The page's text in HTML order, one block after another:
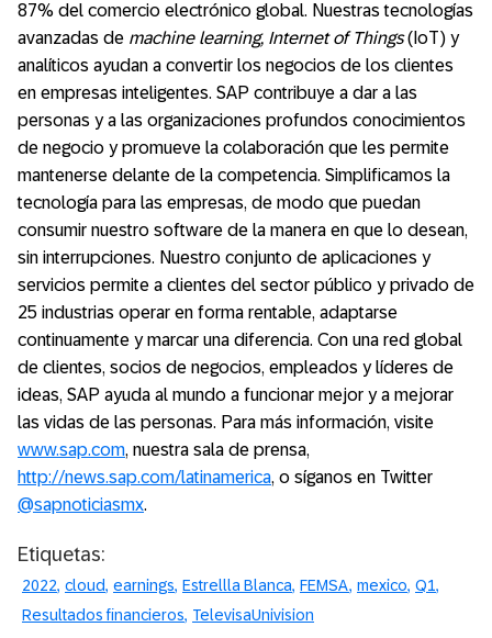
87% del comercio electrónico global. Nuestras tecnologías
avanzadas de machine learning, Internet of Things(IoT) y
analíticos ayudan a convertir los negocios de los clientes
en empresas inteligentes. SAP contribuye a dar a las
personas y a las organizaciones profundos conocimientos
de negocio y promueve la colaboración que les permite
mantenerse delante de la competencia. Simplificamos la
tecnología para las empresas, de modo que puedan
consumir nuestro software de la manera en que lo desean,
sin interrupciones. Nuestro conjunto de aplicaciones y
servicios permite a clientes del sector público y privado de
25 industrias operar en forma rentable, adaptarse
continuamente y marcar una diferencia. Con una red global
de clientes, socios de negocios, empleados y líderes de
ideas, SAP ayuda al mundo a funcionar mejor y a mejorar
las vidas de las personas. Para más información, visite
www.sap.com, nuestra sala de prensa,
http://news.sap.com/latinamerica, o síganos en Twitter
@sapnoticiasmx.
Etiquetas:
2022 cloud earnings Estrellla Blanca FEMSA mexico Q1
Resultados financieros TelevisaUnivision